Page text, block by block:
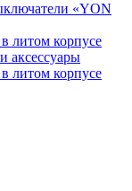
«YON
литом корпусе
аксессуары
литом корпусе